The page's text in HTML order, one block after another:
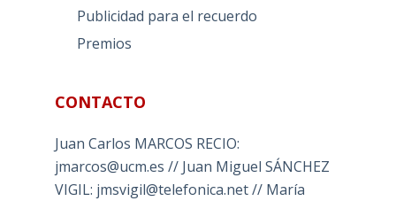
Publicidad para el recuerdo
Premios
CONTACTO
Juan Carlos MARCOS RECIO:
jmarcos@ucm.es // Juan Miguel SÁNCHEZ
VIGIL: jmsvigil@telefonica.net // María